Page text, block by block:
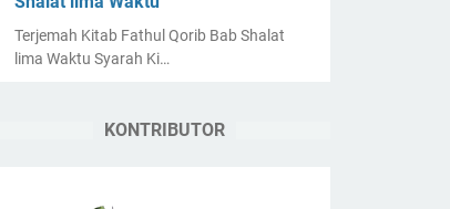
Terjemah Kitab Fathul Qorib Bab Shalat
lima Waktu Syarah Ki…
KONTRIBUTOR